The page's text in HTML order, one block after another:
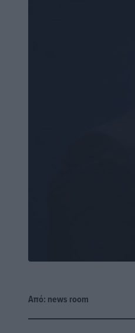
Από: news room